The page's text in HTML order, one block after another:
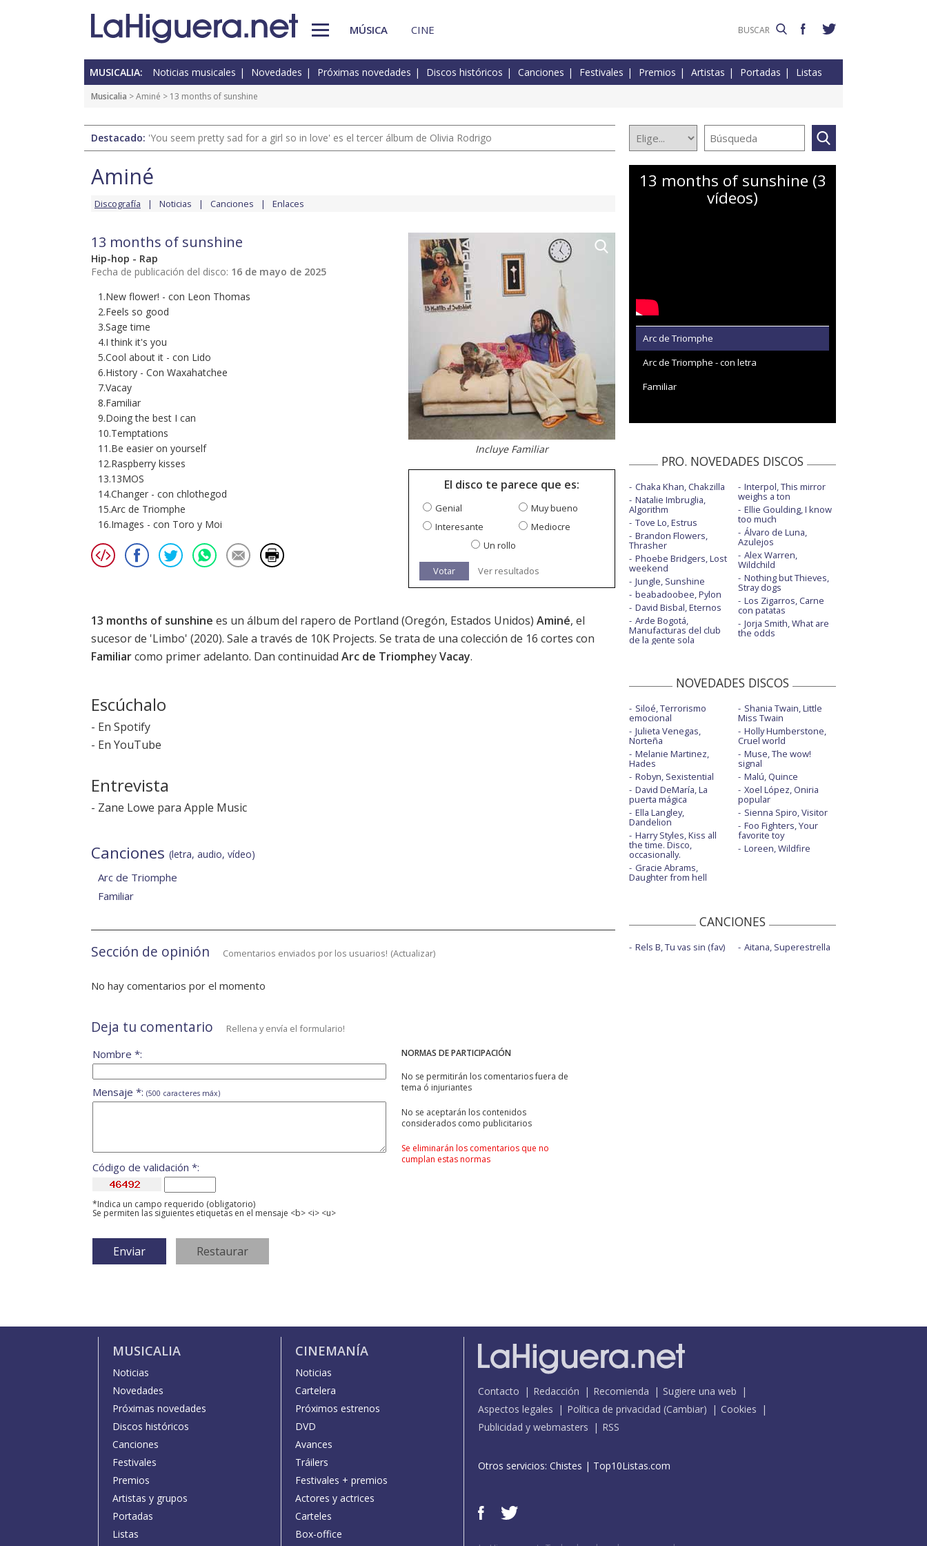
MÚSICA CINE
MUSICALIA: Noticias musicales Novedades Próximas novedades Discos históricos Canciones Festivales Premios Artistas Portadas Listas
Musicalia >Aminé > 13 months of sunshine
Destacado: 'You seem pretty sad for a girl so in love' es el tercer álbum de Olivia Rodrigo
Aminé
Discografía Noticias Canciones Enlaces
13 months of sunshine
Hip-hop - Rap
Fecha de publicación del disco: 16 de mayo de 2025
1.New flower! - con Leon Thomas
2.Feels so good
3.Sage time
4.I think it's you
5.Cool about it - con Lido
6.History - Con Waxahatchee
7.Vacay
8.Familiar
9.Doing the best I can
10.Temptations
11.Be easier on yourself
12.Raspberry kisses
13.13MOS
14.Changer - con chlothegod
15.Arc de Triomphe
16.Images - con Toro y Moi
Incluye Familiar
El disco te parece que es:
Genial
Muy bueno
Interesante
Mediocre
Un rollo
Votar Ver resultados
13 months of sunshine es un álbum del rapero de Portland (Oregón, Estados Unidos) Aminé, el
sucesor de 'Limbo' (2020). Sale a través de 10K Projects. Se trata de una colección de 16 cortes con
Familiarcomo primer adelanto. Dan continuidad Arc de TriompheyVacay.
Escúchalo
- En Spotify
- En YouTube
Entrevista
- Zane Lowe para Apple Music
Canciones (letra, audio, vídeo)
Arc de Triomphe
Familiar
Sección de opinión Comentarios enviados por los usuarios! (Actualizar)
No hay comentarios por el momento
Deja tu comentario Rellena y envía el formulario!
NORMAS DE PARTICIPACIÓN
No se permitirán los comentarios fuera de
tema ó injuriantes
No se aceptarán los contenidos
considerados como publicitarios
Se eliminarán los comentarios que no
cumplan estas normas
Nombre *:
Mensaje *: (500 caracteres máx)
Código de validación *:
*Indica un campo requerido (obligatorio)
Se permiten las siguientes etiquetas en el mensaje <b> <i> <u>
13 months of sunshine (3
vídeos)
Arc de Triomphe
Arc de Triomphe - con letra
Familiar
PRO. NOVEDADES DISCOS
Chaka Khan, Chakzilla
Natalie Imbruglia,
Algorithm
Tove Lo, Estrus
Brandon Flowers,
Thrasher
Phoebe Bridgers, Lost
weekend
Jungle, Sunshine
beabadoobee, Pylon
David Bisbal, Eternos
Arde Bogotá,
Manufacturas del club
de la gente sola
Interpol, This mirror
weighs a ton
Ellie Goulding, I know
too much
Álvaro de Luna,
Azulejos
Alex Warren,
Wildchild
Nothing but Thieves,
Stray dogs
Los Zigarros, Carne
con patatas
Jorja Smith, What are
the odds
NOVEDADES DISCOS
Siloé, Terrorismo
emocional
Julieta Venegas,
Norteña
Melanie Martinez,
Hades
Robyn, Sexistential
David DeMaría, La
puerta mágica
Ella Langley,
Dandelion
Harry Styles, Kiss all
the time. Disco,
occasionally.
Gracie Abrams,
Daughter from hell
Shania Twain, Little
Miss Twain
Holly Humberstone,
Cruel world
Muse, The wow!
signal
Malú, Quince
Xoel López, Oniria
popular
Sienna Spiro, Visitor
Foo Fighters, Your
favorite toy
Loreen, Wildfire
CANCIONES
Rels B, Tu vas sin (fav) Aitana, Superestrella
MUSICALIA
Noticias
Novedades
Próximas novedades
Discos históricos
Canciones
Festivales
Premios
Artistas y grupos
Portadas
Listas
CINEMANÍA
Noticias
Cartelera
Próximos estrenos
DVD
Avances
Tráilers
Festivales + premios
Actores y actrices
Carteles
Box-office
Contacto Redacción Recomienda
Sugiere una web
Aspectos legales
Política de privacidad (Cambiar)
Cookies
Publicidad y webmasters
RSS
Otros servicios: Chistes | Top10Listas.com